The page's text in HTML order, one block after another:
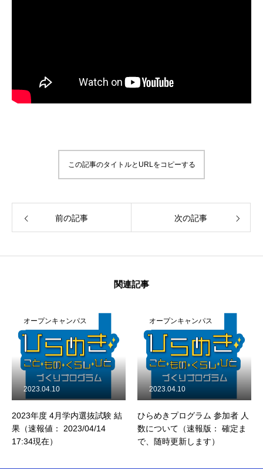
この記事のタイトルとURLをコピーする
前の記事 次の記事
関連記事
オープンキャンパス
2023年度 4月学内選抜試験 結
果（速報値： 2023/04/14
17:34現在）
2023.04.10
オープンキャンパス
ひらめきプログラム 参加者 人
数について（速報版： 確定ま
で、随時更新します）
2023.04.10